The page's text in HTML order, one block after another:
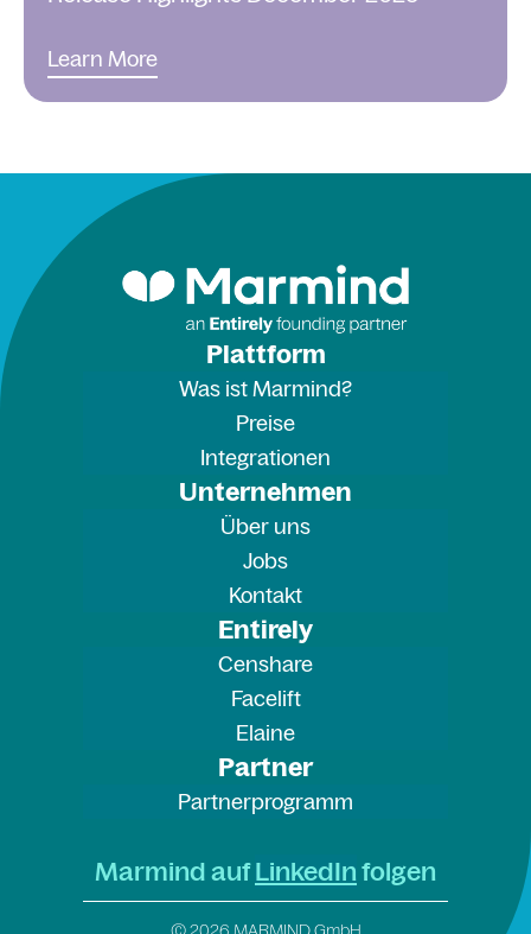
Learn More
Plattform
Was ist Marmind?
Preise
Integrationen
Unternehmen
Über uns
Jobs
Kontakt
Entirely
Censhare
Facelift
Elaine
Partner
Partnerprogramm
Marmind aufLinkedInfolgen